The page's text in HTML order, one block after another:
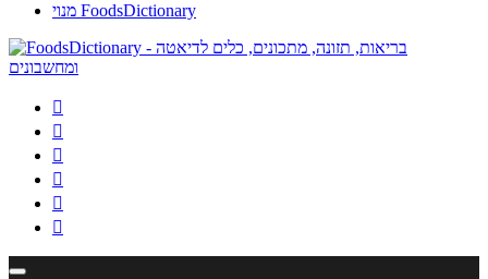
מנוי FoodsDictionary





